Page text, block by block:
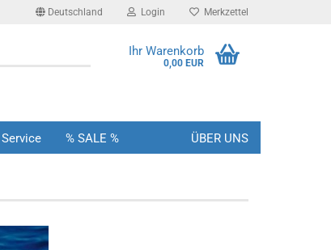
Deutschland Login Merkzettel
Ihr Warenkorb
0,00 EUR
Service % SALE % ÜBER UNS